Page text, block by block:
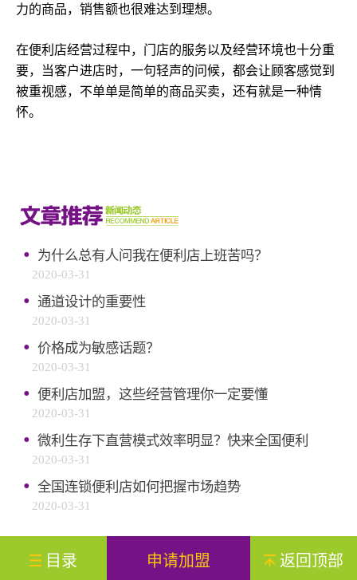
力的商品，销售额也很难达到理想。
在便利店经营过程中，门店的服务以及经营环境也十分重
要，当客户进店时，一句轻声的问候，都会让顾客感觉到
被重视感，不单单是简单的商品买卖，还有就是一种情
怀。
· 为什么总有人问我在便利店上班苦吗？
2020-03-31
· 通道设计的重要性
2020-03-31
· 价格成为敏感话题？
2020-03-31
· 便利店加盟，这些经营管理你一定要懂
2020-03-31
· 微利生存下直营模式效率明显？快来全国便利
2020-03-31
· 全国连锁便利店如何把握市场趋势
2020-03-31
目录 申请加盟 返回顶部